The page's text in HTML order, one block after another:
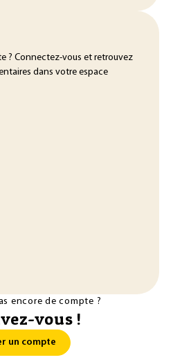
? Connectez-vous et retrouvez
dans votre espace
encore de compte ?
vous !
un compte